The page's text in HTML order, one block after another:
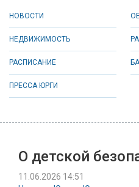
НОВОСТИ
НЕДВИЖИМОСТЬ
РАСПИСАНИЕ
ПРЕССА ЮРГИ
О детской
11.06.2026 14:51